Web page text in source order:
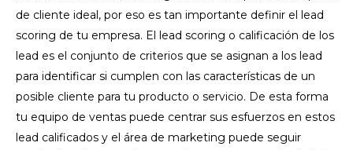
de cliente ideal, por eso es tan importante definir el lead
scoring de tu empresa. El lead scoring o calificación de los
lead es el conjunto de criterios que se asignan a los lead
para identificar si cumplen con las características de un
posible cliente para tu producto o servicio. De esta forma
tu equipo de ventas puede centrar sus esfuerzos en estos
lead calificados y el área de marketing puede seguir